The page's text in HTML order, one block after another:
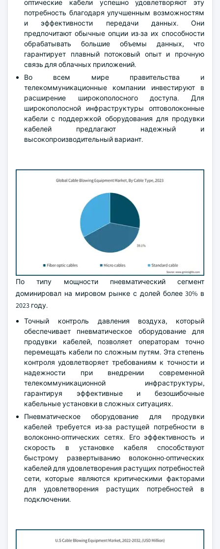
оптические кабели успешно удовлетворяют эту
потребность благодаря улучшенным возможностям
и эффективности передачи данных. Они
предпочитают обычные опции из-за их способности
обрабатывать большие объемы данных, что
гарантирует плавный потоковый опыт и прочную
связь для облачных приложений.
Во всем мире правительства и
телекоммуникационные компании инвестируют в
расширение широкополосного доступа. Для
широкополосной инфраструктуры оптоволоконные
кабели с поддержкой оборудования для продувки
кабелей предлагают надежный и
высокопроизводительный вариант.
По типу мощности пневматический сегмент
доминировал на мировом рынке с долей более 30% в
2023 году.
Точный контроль давления воздуха, который
обеспечивает пневматическое оборудование для
продувки кабелей, позволяет операторам точно
перемещать кабели по сложным путям. Эта степень
контроля удовлетворяет требованиям к точности и
надежности при внедрении современной
телекоммуникационной инфраструктуры,
гарантируя эффективные и безошибочные
кабельные установки в сложных ситуациях.
Пневматическое оборудование для продувки
кабелей требуется из-за растущей потребности в
волоконно-оптических сетях. Его эффективность и
скорость в установке кабеля способствуют
быстрому развертыванию волоконно-оптических
кабелей для удовлетворения растущих потребностей
сети, которые являются критическими факторами
для удовлетворения растущих потребностей в
подключении.